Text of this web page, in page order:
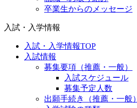
卒業生からのメッセージ
入試・入学情報
入試・入学情報TOP
入試情報
募集要項（推薦・一般）
入試スケジュール
募集予定人数
出願手続き（推薦・一般）